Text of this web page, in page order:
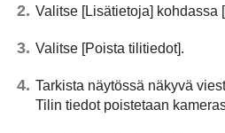
Valitse [Lisätietoja] kohdassa
Valitse [Poista tilitiedot].
Tarkista näytössä näkyvä
Tilin tiedot poistetaan